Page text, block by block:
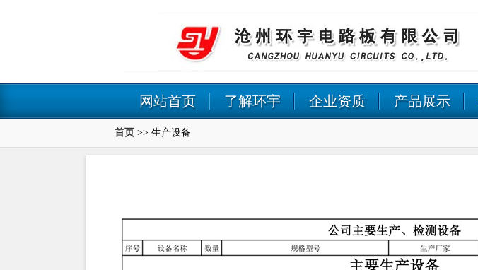
网站首页 了解环宇 企业资质 产品展示
首页 >> 生产设备